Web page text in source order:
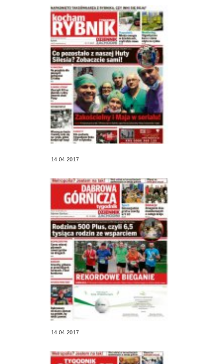
14.04.2017
14.04.2017